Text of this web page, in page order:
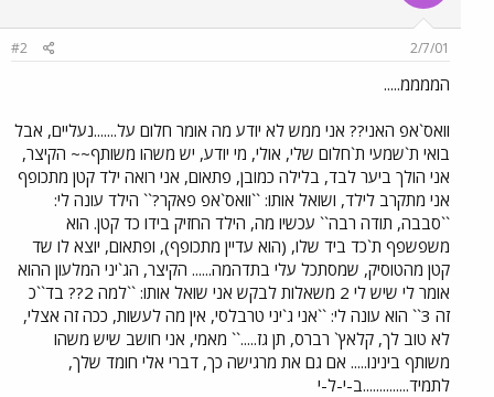
2/7/01
#2
הממממ.....
וואס`אפ האני?? אני ממש לא יודע מה אומר חלום על.......נעליים, אבל
בואי ת`שמעי ת`חלום שלי, אולי, מי יודע, יש משהו משותף~~ הקיצר,
אני הולך ביער לבד, בלילה כמובן, פתאום, אני רואה ילד קטן מתכופף
אני מתקרב לילד, ושואל אותו: ``וואס`אפ פאקר?`` הילד עונה לי:
``סבבה, תודה רבה`` עכשיו מה, הילד החזיק בידו כד קטן. הוא
משפשפף ת`כד ביד שלו, (הוא עדיין מתכופף), ופתאום, יוצא לו שד
קטן מהטוסיק, שמסתכל עלי בתדהמה...... הקיצר, הג`יני המלעון ההוא
אומר לי שיש לי 2 משאלות לבקש אני שואל אותו: ``למה 2?? בד``כ
זה 3`` הוא עונה לי: ``אני ג`יני טרבלסי, אין מה לעשות, ככה זה אצלי,
לא טוב לך, קלאץ` רברס, תן גז.....`` מאמי, אני חושב שיש משהו
משותף בינינו..... אם גם את מרגישה כך, דברי אלי חומד שלך,
לתמיד..............ב-י-ל-י